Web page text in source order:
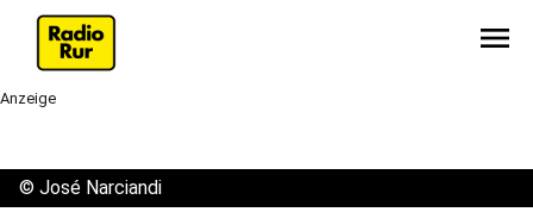
menu
Anzeige
© José Narciandi